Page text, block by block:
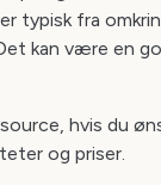
typisk fra
kan være en
hvis du
og priser.